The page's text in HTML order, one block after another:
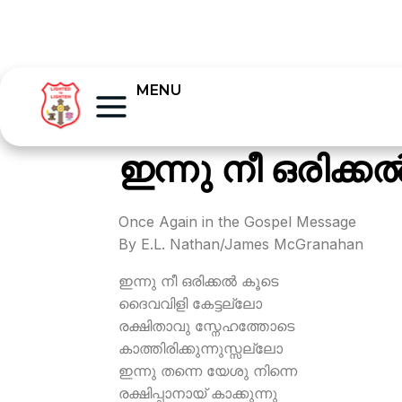
MENU
ഇന്നു നീ
Once Again in the Gospel Message
By E.L. Nathan/James McGranahan
ഇന്നു നീ ഒരിക്കല്‍ കൂടെ
ദൈവവിളി കേട്ടല്ലോ
രക്ഷിതാവു സ്നേഹത്തോടെ
കാത്തിരിക്കുന്നുസ്സല്ലോ
ഇന്നു തന്നെ യേശു നിന്നെ
രക്ഷിപ്പാനായ് കാക്കുന്നു